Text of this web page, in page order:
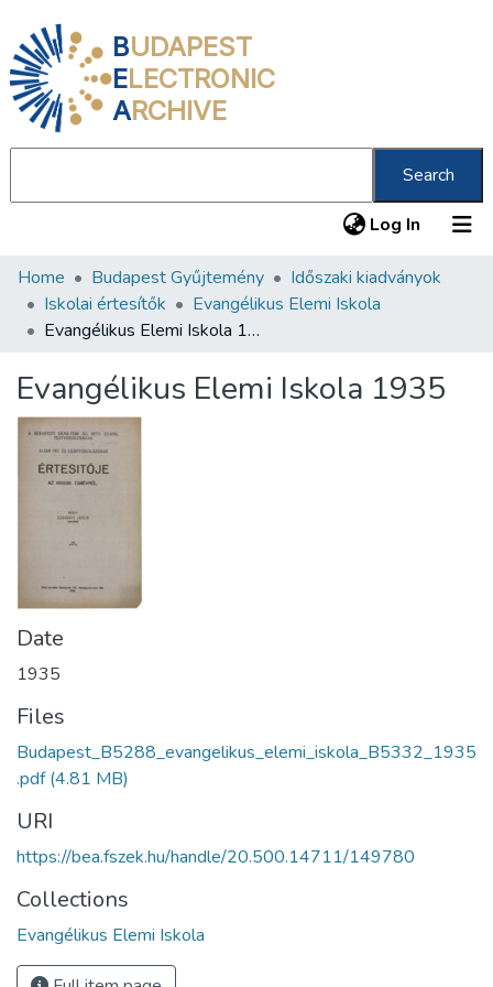
BUDAPEST
ELECTRONIC
ARCHIVE
Search
Log In (current)
Communities & Collections
All of DSpace
About us
Home Budapest Gyűjtemény
Időszaki kiadványok
Iskolai értesítők
Evangélikus Elemi Iskola
Evangélikus Elemi Iskola 1935
Evangélikus Elemi Iskola 1935
Date
1935
Files
Budapest_B5288_evangelikus_elemi_iskola_B5332_1935
.pdf(4.81 MB)
URI
https://bea.fszek.hu/handle/20.500.14711/149780
Collections
Evangélikus Elemi Iskola